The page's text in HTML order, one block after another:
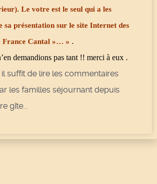
Le votre est le seul qui a les
sa présentation sur le site Internet des
France Cantal »… » .
demandions pas tant !! merci à eux .
suffit de lire les commentaires
les familles séjournant depuis
gîte...